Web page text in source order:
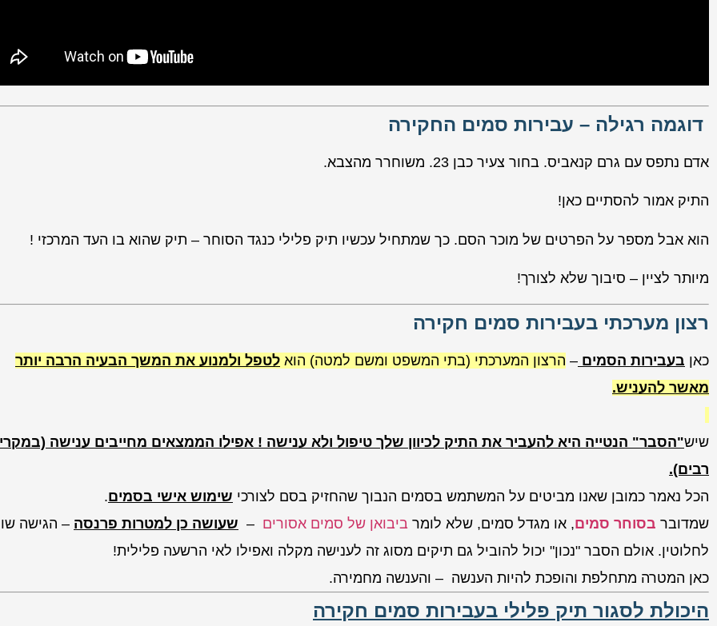
דוגמה רגילה – עבירות סמים החקירה
אדם נתפס עם גרם קנאביס. בחור צעיר כבן 23. משוחרר מהצבא.
התיק אמור להסתיים כאן!
הוא אבל מספר על הפרטים של מוכר הסם. כך שמתחיל עכשיו תיק פלילי כנגד הסוחר – תיק שהוא בו העד המרכזי !
מיותר לציין – סיבוך שלא לצורך!
רצון מערכתי בעבירות סמים חקירה
כאן בעבירות הסמים – הרצון המערכתי (בתי המשפט ומשם למטה) הוא לטפל ולמנוע את המשך הבעיה הרבה יותר
מאשר להעניש.
שיש"הסבר" הנטייה היא להעביר את התיק לכיוון שלך טיפול ולא ענישה ! אפילו הממצאים מחייבים ענישה
רבים).
הכל נאמר כמובן שאנו מביטים על המשתמש בסמים הנבוך שהחזיק בסם לצורכי שימוש אישי בסמים.
שמדובר בסוחר סמים, או מגדל סמים, שלא לומר ביבואן של סמים אסורים – שעושה כן למטרות פרנסה – הגישה
לחלוטין. אולם הסבר "נכון" יכול להוביל גם תיקים מסוג זה לענישה מקלה ואפילו לאי הרשעה פלילית!
כאן המטרה מתחלפת והופכת להיות הענשה – והענשה מחמירה.
היכולת לסגור תיק פלילי בעבירות סמים חקירה